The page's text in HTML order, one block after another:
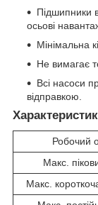
Підшипники
осьові
Мінімальна
Не вимагає
Всі насоси
відправкою.
Робочий
Макс.
Макс.